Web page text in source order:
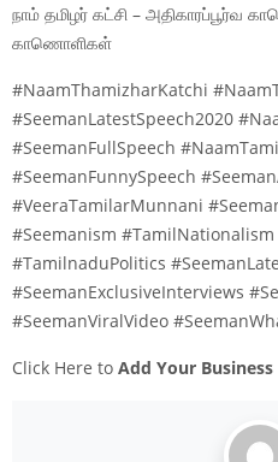
நாம் தமிழர் கட்சி –
காணொளிகள்
#NaamThamizharKatchi
#SeemanLatestSpeech2020
#SeemanFullSpeech
#SeemanFunnySpeech
#VeeraTamilarMunnani
#Seemanism
#TamilnaduPolitics
#SeemanExclusiveInterviews
#SeemanViralVideo
Click Here to Add Your Business